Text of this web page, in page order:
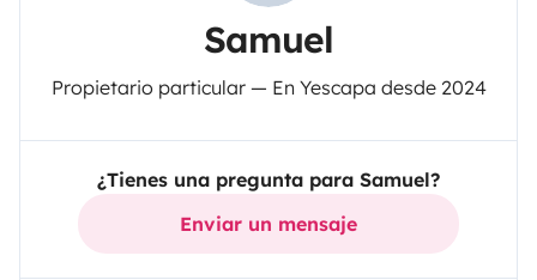
Samuel
Propietario particular — En Yescapa desde 2024
¿Tienes una pregunta para Samuel?
Enviar un mensaje